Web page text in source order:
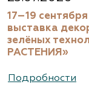
17–19
выставка
зелёных
РАСТЕНИЯ»
Подробности